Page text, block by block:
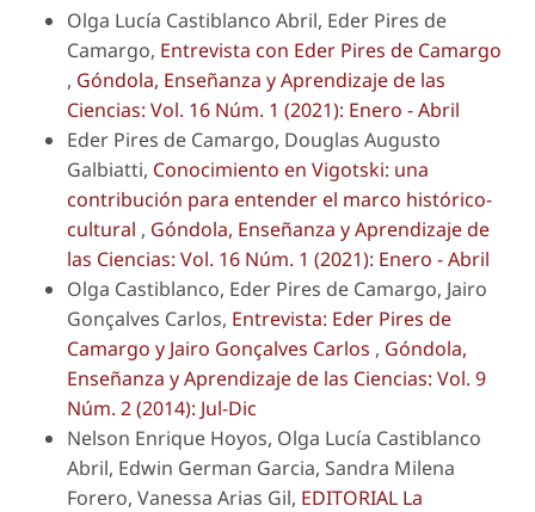
Olga Lucía Castiblanco Abril, Eder Pires de
Camargo, Entrevista con Eder Pires de Camargo
, Góndola, Enseñanza y Aprendizaje de las
Ciencias: Vol. 16 Núm. 1 (2021): Enero - Abril
Eder Pires de Camargo, Douglas Augusto
Galbiatti, Conocimiento en Vigotski: una
contribución para entender el marco histórico-
cultural , Góndola, Enseñanza y Aprendizaje de
las Ciencias: Vol. 16 Núm. 1 (2021): Enero - Abril
Olga Castiblanco, Eder Pires de Camargo, Jairo
Gonçalves Carlos, Entrevista: Eder Pires de
Camargo y Jairo Gonçalves Carlos , Góndola,
Enseñanza y Aprendizaje de las Ciencias: Vol. 9
Núm. 2 (2014): Jul-Dic
Nelson Enrique Hoyos, Olga Lucía Castiblanco
Abril, Edwin German Garcia, Sandra Milena
Forero, Vanessa Arias Gil, EDITORIAL La